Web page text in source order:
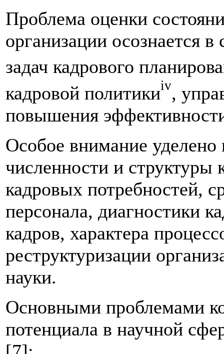
Проблема оценки
организации осознается
задач кадрового
кадровой политикиiv,
повышения
Особое внимание
численности и структуры
кадровых потребностей,
персонала, диагностики
кадров, характера
реструктуризации
науки.
Основными проблемами
потенциала в научной